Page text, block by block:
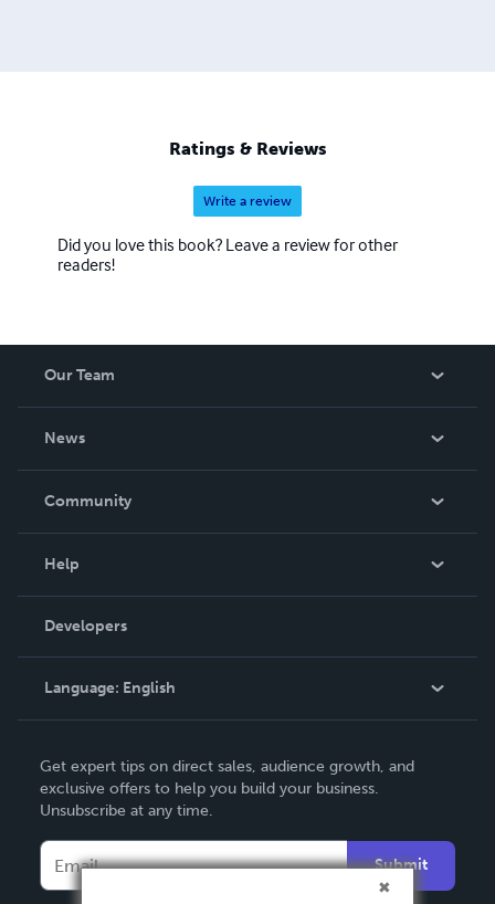
Ratings & Reviews
Write a review
Did you love this book? Leave a review for other
readers!
Our Team
News
In The News
Community
Podcast
Help
Order Lookup
Knowledge Base
Contact Support
Developers
Language: English
Deutsch
Français
Español
Get expert tips on direct sales, audience growth, and
exclusive offers to help you build your business.
Unsubscribe at any time.
Submit